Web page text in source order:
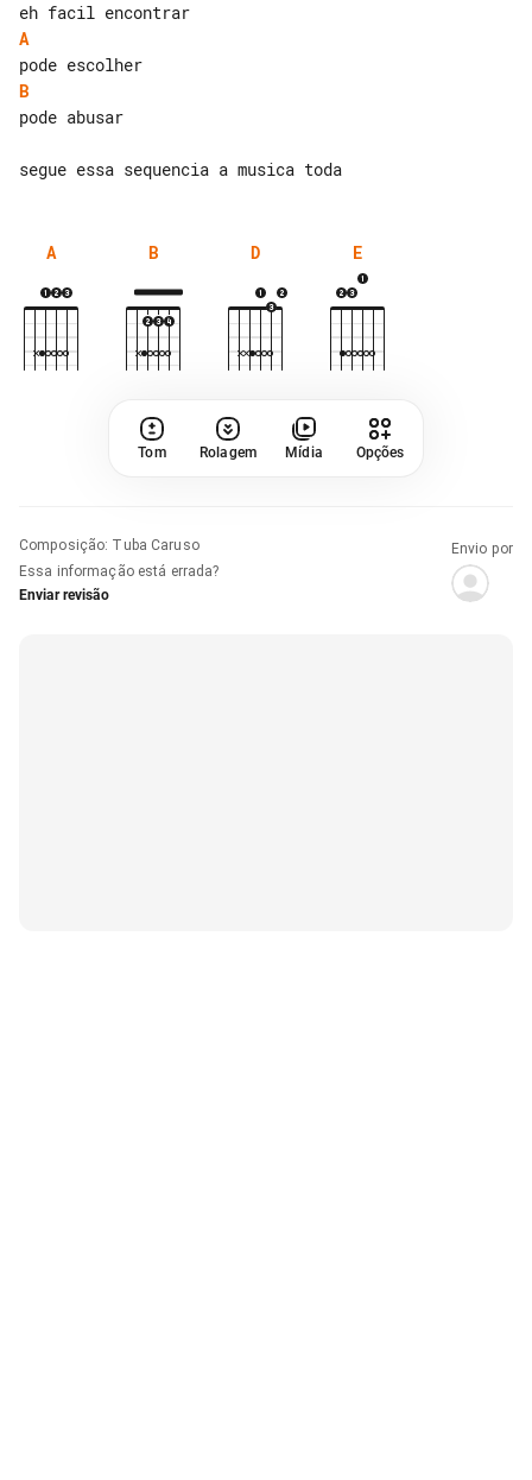
A
B
pode abusar
A B D E
Tom Rolagem Mídia Opções
Composição: Tuba Caruso
Essa informação está errada?
Enviar revisão
Envio por